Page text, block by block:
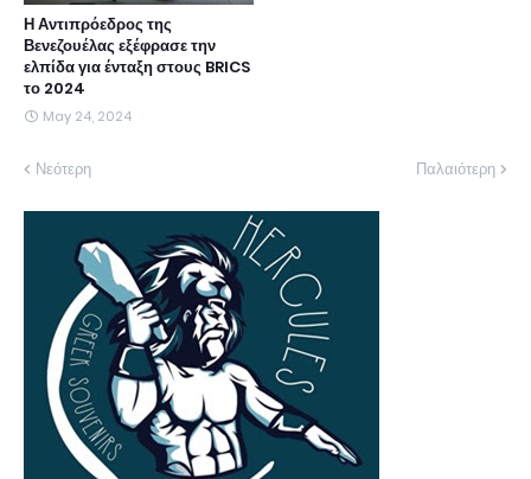
Η Αντιπρόεδρος της
Βενεζουέλας εξέφρασε την
ελπίδα για ένταξη στους BRICS
το 2024
May 24, 2024
Νεότερη Παλαιότερη